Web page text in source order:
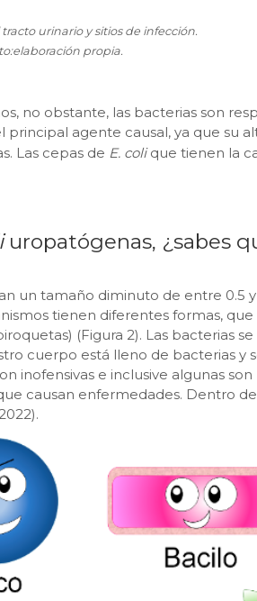
tracto urinario y sitios de infección.
propia.
no obstante, las bacterias son
principal agente causal, ya que su
Las cepas de E. colique tienen la
uropatógenas, ¿sabes
un tamaño diminuto de entre 0.5
tienen diferentes formas, que
(Figura 2). Las bacterias
cuerpo está lleno de bacterias
inofensivas e inclusive algunas
causan enfermedades. Dentro